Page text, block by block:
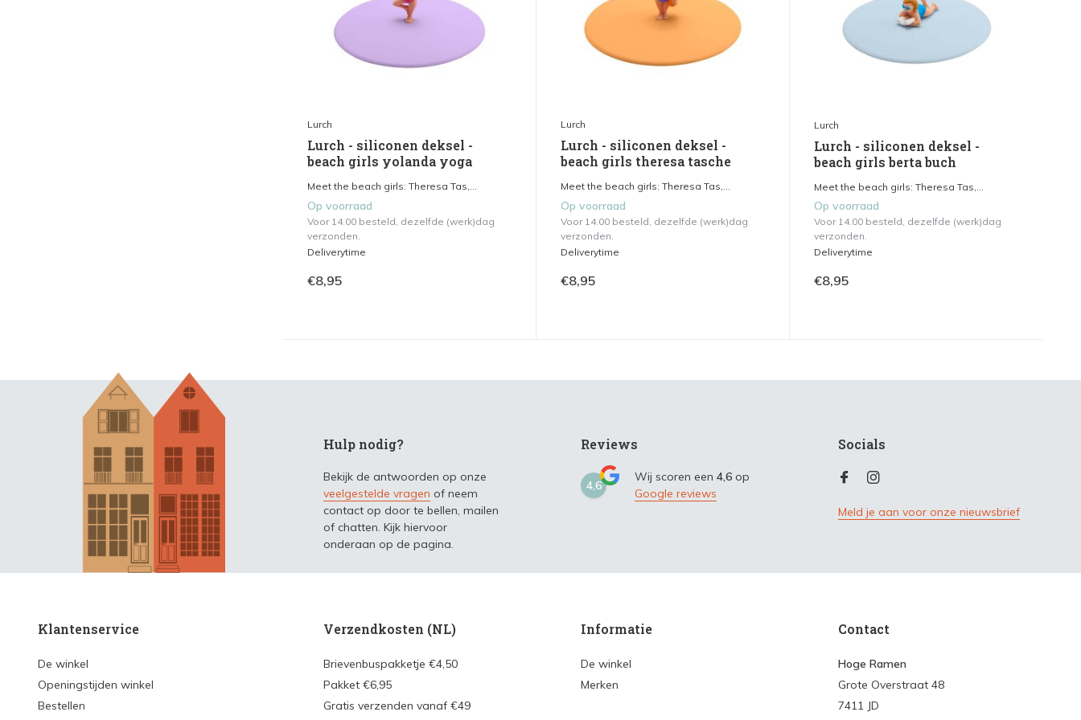
Lurch
Lurch - siliconen deksel -
beach girls yolanda yoga
Meet the beach girls: Theresa Tas,...
Op voorraad
Voor 14.00 besteld, dezelfde (werk)dag
verzonden.
Deliverytime
€8,95
Lurch
Lurch - siliconen deksel -
beach girls theresa tasche
Meet the beach girls: Theresa Tas,...
Op voorraad
Voor 14.00 besteld, dezelfde (werk)dag
verzonden.
Deliverytime
€8,95
Lurch
Lurch - siliconen deksel -
beach girls berta buch
Meet the beach girls: Theresa Tas,...
Op voorraad
Voor 14.00 besteld, dezelfde (werk)dag
verzonden.
Deliverytime
€8,95
Hulp nodig?
Bekijk de antwoorden op onze
veelgestelde vragen of neem
contact op door te bellen, mailen
of chatten. Kijk hiervoor
onderaan op de pagina.
Reviews
4,6
Wij scoren een 4,6 op
Google reviews
Socials
Meld je aan voor onze nieuwsbrief
Klantenservice
De winkel
Openingstijden winkel
Bestellen
Verzendkosten (NL)
Brievenbuspakketje €4,50
Pakket €6,95
Gratis verzenden vanaf €49
Informatie
De winkel
Merken
Contact
Hoge Ramen
Grote Overstraat 48
7411 JD